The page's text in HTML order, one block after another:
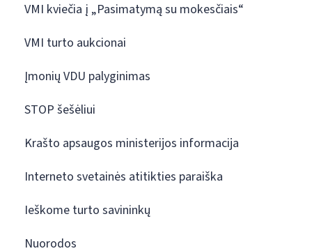
VMI kviečia į „Pasimatymą su mokesčiais“
VMI turto aukcionai
Įmonių VDU palyginimas
STOP šešėliui
Krašto apsaugos ministerijos informacija
Interneto svetainės atitikties paraiška
Ieškome turto savininkų
Nuorodos